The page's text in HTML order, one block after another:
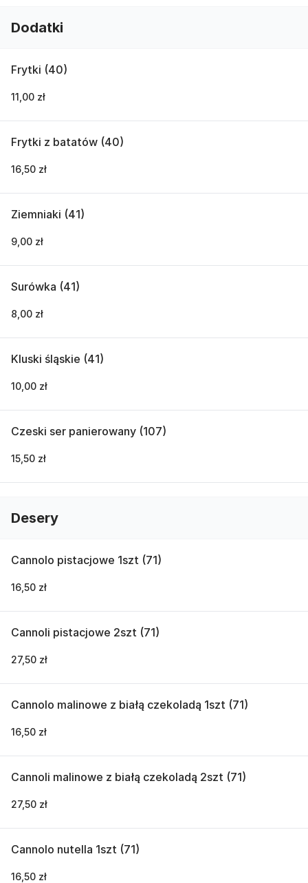
Dodatki
Frytki (40)
11,00 zł
Frytki z batatów (40)
16,50 zł
Ziemniaki (41)
9,00 zł
Surówka (41)
8,00 zł
Kluski śląskie (41)
10,00 zł
Czeski ser panierowany (107)
15,50 zł
Desery
Cannolo pistacjowe 1szt (71)
16,50 zł
Cannoli pistacjowe 2szt (71)
27,50 zł
Cannolo malinowe z białą czekoladą 1szt (71)
16,50 zł
Cannoli malinowe z białą czekoladą 2szt (71)
27,50 zł
Cannolo nutella 1szt (71)
16,50 zł